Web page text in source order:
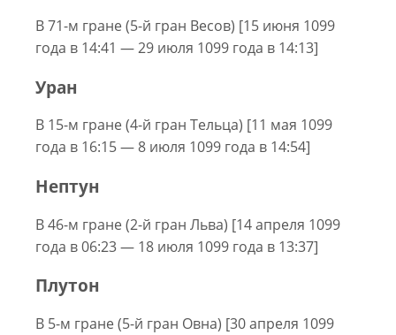
В 71-м гране (5-й гран Весов) [15 июня 1099
года в 14:41 — 29 июля 1099 года в 14:13]
Уран
В 15-м гране (4-й гран Тельца) [11 мая 1099
года в 16:15 — 8 июля 1099 года в 14:54]
Нептун
В 46-м гране (2-й гран Льва) [14 апреля 1099
года в 06:23 — 18 июля 1099 года в 13:37]
Плутон
В 5-м гране (5-й гран Овна) [30 апреля 1099